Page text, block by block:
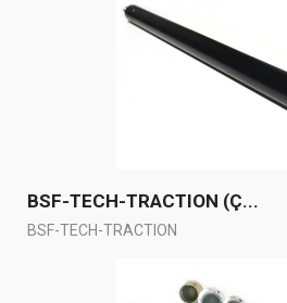
BSF-TECH-TRACTION (Ç...
BSF-TECH-TRACTION